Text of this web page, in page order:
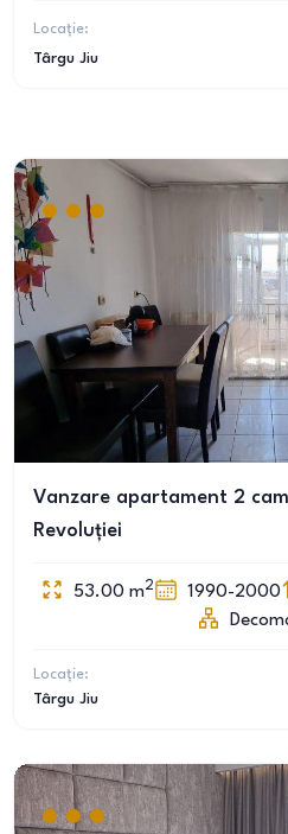
Locație:
Târgu Jiu
Vanzare apartament 2
Revoluției
53.00 m2 1990-2000
Locație:
Târgu Jiu